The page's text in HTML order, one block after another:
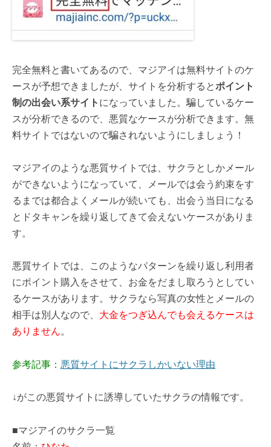
完全無料と書いてあるので、マジアイは無料サイトのケ
ースが予想できましたが、サイトを分析するとポイント
制の出会い系サイト になっていました。騙しているケー
スが分析できるので、悪質なケースが分析できます。無
料サイトではないので騙されないようにしましょう！
マジアイのような悪質サイトでは、サクラとしかメール
ができないようになっていて、メールでは会う約束をす
るまでは都合よくメールが続いても、出会う当日になる
とドタキャンを繰り返してきて会えないケースがありま
す。
悪質サイトでは、このようなパターンを繰り返し利用者
にポイント購入をさせて、お金をだまし取ろうとしてい
るケースがあります。サクラなら写真の女性とメールの
相手は別人なので、 大金をつぎ込んでも会えるケースは
ありません。
参考記事： 悪質サイトにサクラしかいない理由
↓がこの悪質サイトに誘導していたサクラの情報です。
■マジアイのサクラ一覧